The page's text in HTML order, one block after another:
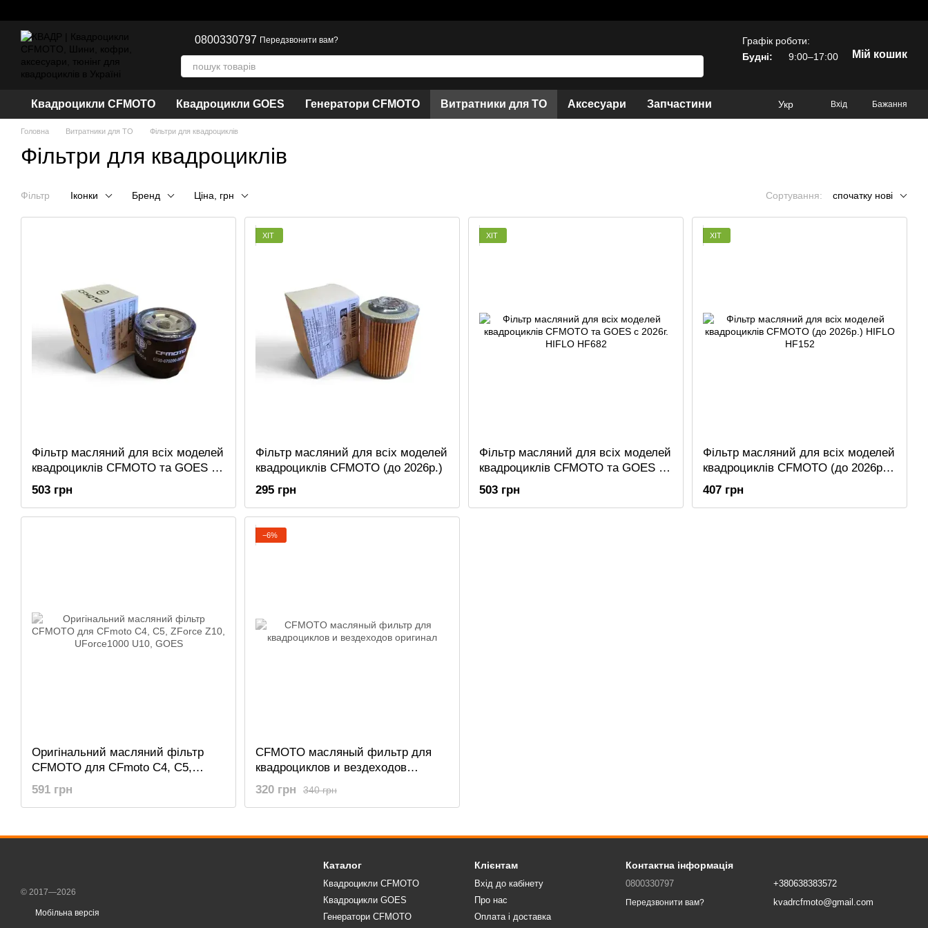
0800330797 Передзвонити вам?
Графік роботи:
Будні:
9:00–17:00 Мій кошик
Квадроцикли CFMOTO Квадроцикли GOES Генератори CFMOTO Витратники для ТО Аксесуари Запчастини Укр Вхід Бажання
Головна Витратники для ТО Фільтри для квадроциклів
Фільтри для квадроциклів
Фільтр Іконки Бренд Ціна, грн Сортування: спочатку нові
Фільтр масляний для всіх моделей
квадроциклів CFMOTO та GOES с
2026г.
503 грн
ХІТ
Фільтр масляний для всіх моделей
квадроциклів CFMOTO (до 2026р.)
295 грн
ХІТ
Фільтр масляний для всіх моделей
квадроциклів CFMOTO та GOES с
2026г. HIFLO HF682
503 грн
ХІТ
Фільтр масляний для всіх моделей
квадроциклів CFMOTO (до 2026р.)
HIFLO HF152
407 грн
Оригінальний масляний фільтр
CFMOTO для CFmoto C4, C5,
ZForce Z10, UForce1000 U10, GOES
591 грн
−6%
CFMOTO масляный фильтр для
квадроциклов и вездеходов
оригинал
340 грн
320 грн
© 2017—2026
Мобільна версія
Каталог
Квадроцикли CFMOTO
Квадроцикли GOES
Генератори CFMOTO
Клієнтам
Вхід до кабінету
Про нас
Оплата і доставка
Контактна інформація
0800330797
Передзвонити вам?
+380638383572
kvadrcfmoto@gmail.com